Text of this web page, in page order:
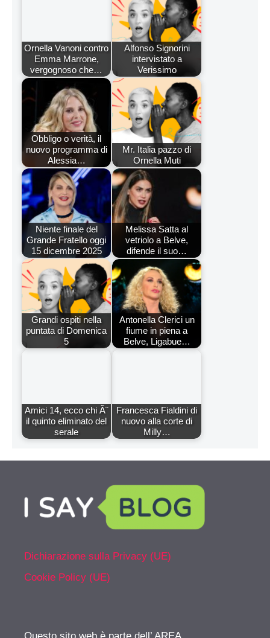
Ornella Vanoni contro
Emma Marrone,
vergognoso che…
Alfonso Signorini
intervistato a
Verissimo
Obbligo o verità, il
nuovo programma di
Alessia…
Mr. Italia pazzo di
Ornella Muti
Niente finale del
Grande Fratello oggi
15 dicembre 2025
Melissa Satta al
vetriolo a Belve,
difende il suo…
Grandi ospiti nella
puntata di Domenica
5
Antonella Clerici un
fiume in piena a
Belve, Ligabue…
Amici 14, ecco chi Ã¨
il quinto eliminato del
serale
Francesca Fialdini di
nuovo alla corte di
Milly…
Dichiarazione sulla Privacy (UE)
Cookie Policy (UE)